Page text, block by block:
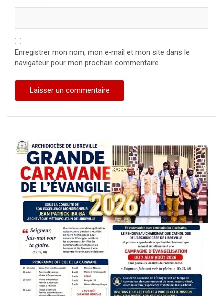
Enregistrer mon nom, mon e-mail et mon site dans le
navigateur pour mon prochain commentaire.